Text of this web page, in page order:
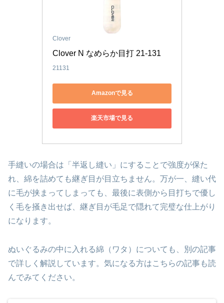
Clover
Clover N なめらか目打 21-131
21131
Amazonで見る
楽天市場で見る
手縫いの場合は「半返し縫い」にすることで強度が保た
れ、綿を詰めても継ぎ目が目立ちません。万が一、縫い代
に毛が挟まってしまっても、最後に表側から目打ちで優し
く毛を掻き出せば、継ぎ目が毛足で隠れて完璧な仕上がり
になります。
ぬいぐるみの中に入れる綿（ワタ）についても、別の記事
で詳しく解説しています。気になる方はこちらの記事も読
んでみてください。